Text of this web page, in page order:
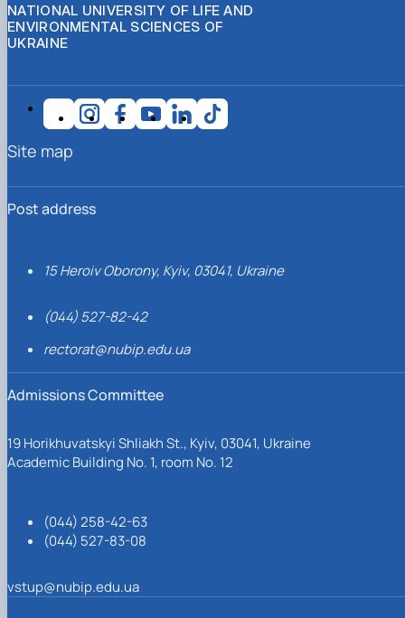
NATIONAL UNIVERSITY OF LIFE AND
ENVIRONMENTAL SCIENCES OF
UKRAINE
Post address
15 Heroiv Oborony, Kyiv, 03041, Ukraine
(044) 527-82-42
rectorat@nubip.edu.ua
Admissions Committee
19 Horikhuvatskyi Shliakh St., Kyiv, 03041, Ukraine
Academic Building No. 1, room No. 12
(044) 258-42-63
(044) 527-83-08
vstup@nubip.edu.ua
Site map